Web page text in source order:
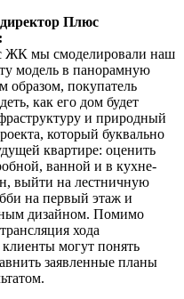
Плюс
ЖК мы смоделировали наш
модель в панорамную
образом, покупатель
как его дом будет
и природный
который буквально
квартире: оценить
ванной и в кухне-
выйти на лестничную
на первый этаж и
дизайном. Помимо
хода
клиенты могут понять
заявленные планы